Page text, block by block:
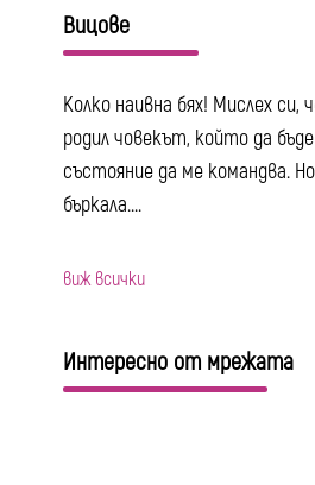
Вицове
Колко наивна бях! Мислех си,
родил човекът, който да
състояние да ме командва.
бъркала....
виж всички
Интересно от мрежата